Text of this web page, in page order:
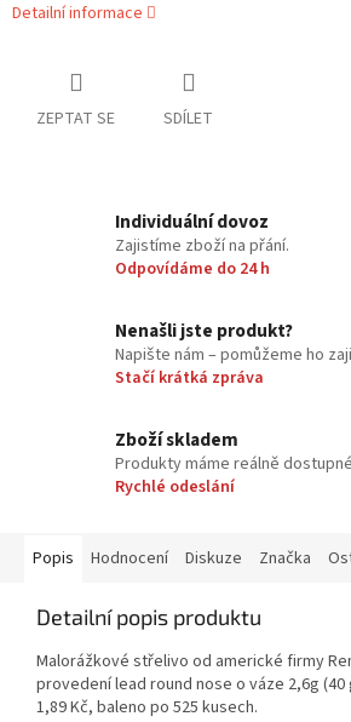
Detailní informace
ZEPTAT SE SDÍLET
Individuální dovoz
Zajistíme zboží na přání.
Odpovídáme do 24 h
Nenašli jste produkt?
Napište nám – pomůžeme ho
Stačí krátká zpráva
Zboží skladem
Produkty máme reálně
Rychlé odeslání
Popis Hodnocení Diskuze Značka
Detailní popis produktu
Malorážkové střelivo od americké firmy
provedení lead round nose o váze 2,6g (40
1,89 Kč, baleno po 525 kusech.